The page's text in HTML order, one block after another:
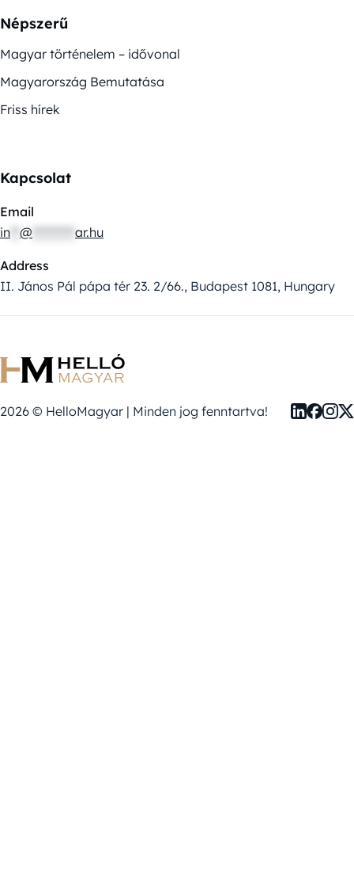
Népszerű
Magyar történelem – idővonal
Magyarország Bemutatása
Friss hírek
Kapcsolat
Email
in @ ar.hu
Address
II. János Pál pápa tér 23. 2/66., Budapest 1081, Hungary
2026 © HelloMagyar | Minden jog fenntartva!